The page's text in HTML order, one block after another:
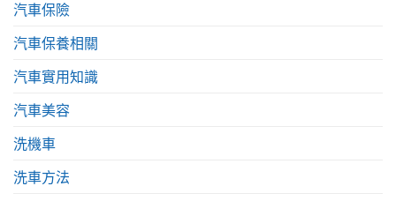
汽車保險
汽車保養相關
汽車實用知識
汽車美容
洗機車
洗車方法